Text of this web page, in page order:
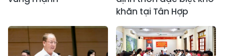
khăn tại Tân Hợp